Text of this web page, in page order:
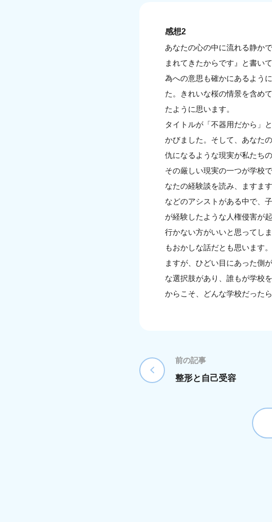
感想2
あなたの心の中に流れる静か
まれてきたからです』と書い
為への意思も確かにあるよう
た。きれいな桜の情景を含め
たように思います。
タイトルが「不器用だから」
かびました。そして、あなた
仇になるような現実が私たち
その厳しい現実の一つが学校
なたの経験談を読み、ますま
などのアシストがある中で、
が経験したような人権侵害が
行かない方がいいと思ってし
もおかしな話だとも思います
ますが、ひどい目にあった側
な選択肢があり、誰もが学校
からこそ、どんな学校だった
前の記事
整形と自己受容